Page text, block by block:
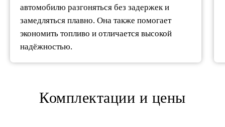
автомобилю разгоняться без задержек и
замедляться плавно. Она также помогает
экономить топливо и отличается высокой
надёжностью.
Комплектации и цены